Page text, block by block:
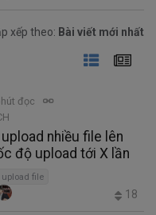
xếp theo: Bài viết mới nhất
đọc
nhiều file lên
độ upload tới X lần
upload file
18